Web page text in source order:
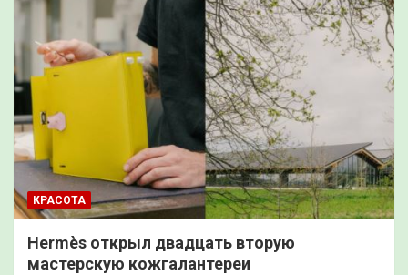
КРАСОТА
Hermès открыл двадцать вторую
мастерскую кожгалантереи